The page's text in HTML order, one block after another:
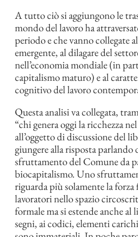
A tutto ciò si aggiungono le
mondo del lavoro ha
periodo e che vanno collegate
emergente, al dilagare del
nell’economia mondiale (in
capitalismo maturo) e al
cognitivo del lavoro
Questa analisi va collegata,
“chi genera oggi la ricchezza
all’oggetto di discussione del
giungere alla risposta parlando
sfruttamento del Comune da
biocapitalismo. Uno
riguarda più solamente la forza
lavoratori nello spazio
formale ma si estende anche al
segni, ai codici, elementi